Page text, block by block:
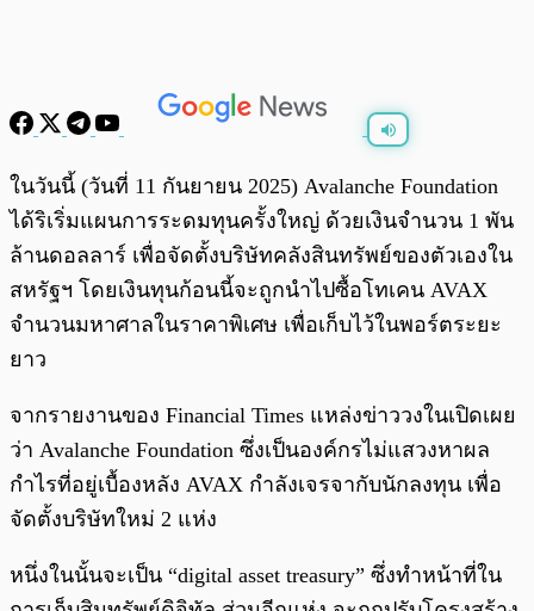
พร้อมเล่น
ในวันนี้ (วันที่ 11 กันยายน 2025) Avalanche Foundation
ได้ริเริ่มแผนการระดมทุนครั้งใหญ่ ด้วยเงินจำนวน 1 พัน
ล้านดอลลาร์ เพื่อจัดตั้งบริษัทคลังสินทรัพย์ของตัวเองใน
สหรัฐฯ โดยเงินทุนก้อนนี้จะถูกนำไปซื้อโทเคน AVAX
จำนวนมหาศาลในราคาพิเศษ เพื่อเก็บไว้ในพอร์ตระยะ
ยาว
จากรายงานของ Financial Times แหล่งข่าววงในเปิดเผย
ว่า Avalanche Foundation ซึ่งเป็นองค์กรไม่แสวงหาผล
กำไรที่อยู่เบื้องหลัง AVAX กำลังเจรจากับนักลงทุน เพื่อ
จัดตั้งบริษัทใหม่ 2 แห่ง
หนึ่งในนั้นจะเป็น “digital asset treasury” ซึ่งทำหน้าที่ใน